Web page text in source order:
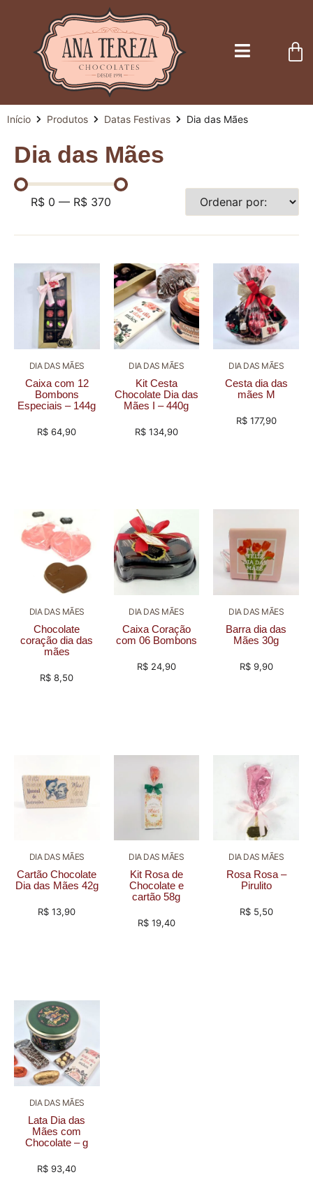
Início Produtos Datas Festivas Dia das Mães
Dia das Mães
R$ 0— R$ 370
DIA DAS MÃES
Caixa com 12
Bombons
Especiais – 144g
R$ 64,90
DIA DAS MÃES
Kit Cesta
Chocolate Dia das
Mães I – 440g
R$134,90
DIA DAS MÃES
Cesta dia das
mães M
R$177,90
DIA DAS MÃES
Chocolate
coração dia das
mães
R$ 8,50
DIA DAS MÃES
Caixa Coração
com 06 Bombons
R$24,90
DIA DAS MÃES
Barra dia das
Mães 30g
R$9,90
DIA DAS MÃES
Cartão Chocolate
Dia das Mães 42g
R$ 13,90
DIA DAS MÃES
Kit Rosa de
Chocolate e
cartão 58g
R$19,40
DIA DAS MÃES
Rosa Rosa –
Pirulito
R$5,50
DIA DAS MÃES
Lata Dia das
Mães com
Chocolate – g
R$ 93,40